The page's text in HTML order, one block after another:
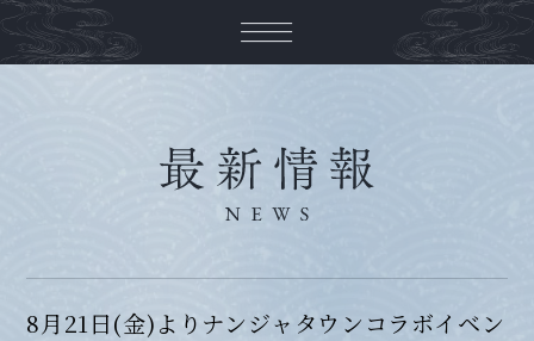
8月21日(金)よりナンジャタウンコラボイベン